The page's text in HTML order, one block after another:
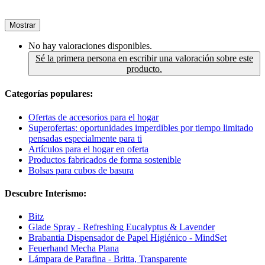
Mostrar
No hay valoraciones disponibles.
Sé la primera persona en escribir una valoración sobre este
producto.
Categorías populares:
Ofertas de accesorios para el hogar
Superofertas: oportunidades imperdibles por tiempo limitado
pensadas especialmente para ti
Artículos para el hogar en oferta
Productos fabricados de forma sostenible
Bolsas para cubos de basura
Descubre Interismo:
Bitz
Glade Spray - Refreshing Eucalyptus & Lavender
Brabantia Dispensador de Papel Higiénico - MindSet
Feuerhand Mecha Plana
Lámpara de Parafina - Britta, Transparente